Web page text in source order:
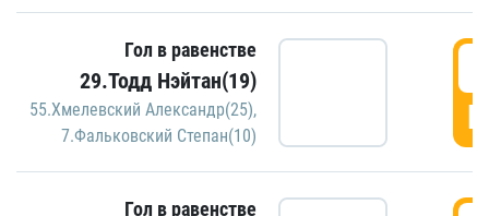
Гол в равенстве
29.Тодд Нэйтан(19)
55.Хмелевский Александр(25),
7.Фальковский Степан(10)
Гол в равенстве